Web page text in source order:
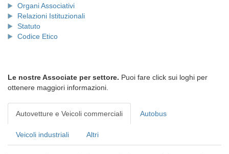
Organi Associativi
Relazioni Istituzionali
Statuto
Codice Etico
Le nostre Associate per settore. Puoi fare click sui loghi per
ottenere maggiori informazioni.
Autovetture e Veicoli commerciali Autobus
Veicoli industriali Altri